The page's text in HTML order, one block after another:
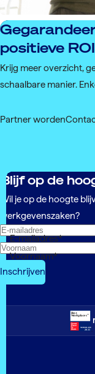
positieve ROI
Krijg meer overzicht,
schaalbare manier.
Partner worden
Blijf op de
Wil je op de hoogte
werkgevenszaken?
E-mailadres*
Voornaam*